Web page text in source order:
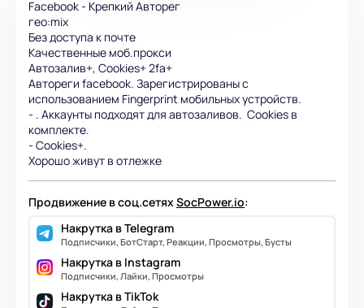
Facebook - Крепкий Авторег
гео:mix
Без доступа к почте
Качественные моб.прокси
Автозалив+, Cookies+ 2fa+
Автореги facebook. Зарегистрированы с
использованием Fingerprint мобильных устройств.
- . Аккаунты подходят для автозаливов. Cookies в
комплекте.
- Cookies+.
Хорошо живут в отлежке
Продвижение в соц.сетяхSocPower.io:
Накрутка в Telegram
Подписчики, БотСтарт, Реакции, Просмотры, Бусты
Накрутка в Instagram
Подписчики, Лайки, Просмотры
Накрутка в TikTok